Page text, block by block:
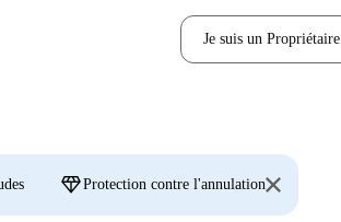
Je suis un Propriétaire
diamondProtection contre l'annulation